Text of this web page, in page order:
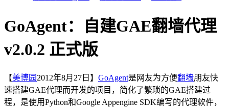
GoAgent：自建GAE翻墙代理
v2.0.2 正式版
【美博园 2012年8月27日】 GoAgent是网友为方便翻墙朋友快
速搭建GAE代理而开发的项目，简化了繁琐的GAE搭建过
程，是使用Python和Google Appengine SDK编写的代理软件，